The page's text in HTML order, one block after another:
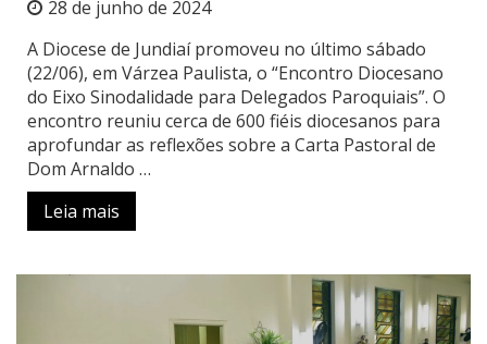
28 de junho de 2024
A Diocese de Jundiaí promoveu no último sábado
(22/06), em Várzea Paulista, o “Encontro Diocesano
do Eixo Sinodalidade para Delegados Paroquiais”. O
encontro reuniu cerca de 600 fiéis diocesanos para
aprofundar as reflexões sobre a Carta Pastoral de
Dom Arnaldo …
Leia mais